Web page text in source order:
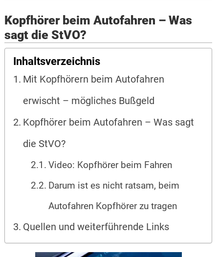
Kopfhörer beim Autofahren – Was
sagt die StVO?
Inhaltsverzeichnis
Mit Kopfhörern beim Autofahren
erwischt – mögliches Bußgeld
Kopfhörer beim Autofahren – Was sagt
die StVO?
Video: Kopfhörer beim Fahren
Darum ist es nicht ratsam, beim
Autofahren Kopfhörer zu tragen
Quellen und weiterführende Links